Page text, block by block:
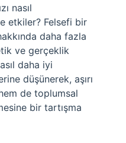
nasıl
etkiler? Felsefi bir
daha fazla
ve gerçeklik
daha iyi
düşünerek, aşırı
de toplumsal
bir tartışma